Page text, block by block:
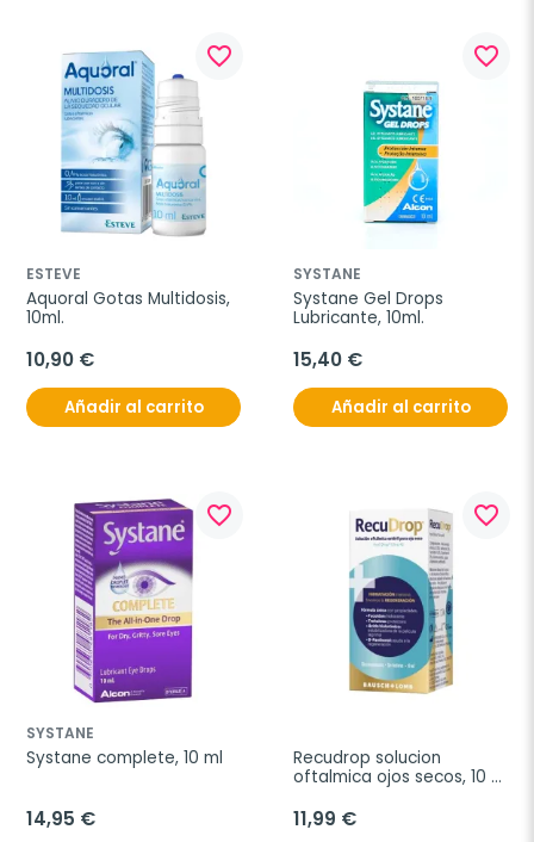
favorite_border
ESTEVE
Aquoral Gotas Multidosis,
10ml.
10,90 €
Añadir al carrito
favorite_border
SYSTANE
Systane Gel Drops
Lubricante, 10ml.
15,40 €
Añadir al carrito
favorite_border
SYSTANE
Systane complete, 10 ml
14,95 €
favorite_border
Recudrop solucion
oftalmica ojos secos, 10
11,99 €